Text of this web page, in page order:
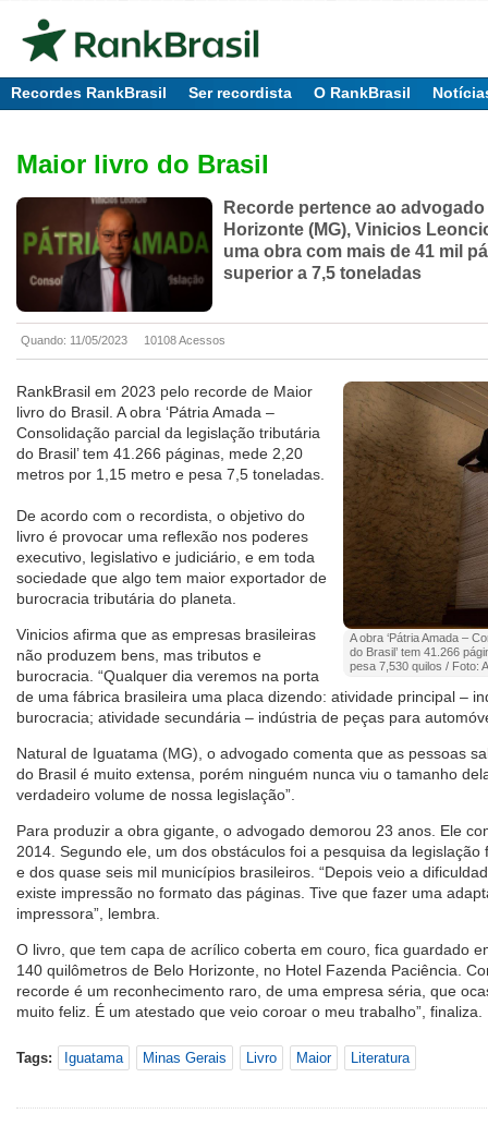
Recordes RankBrasil Ser recordista O RankBrasil
Maior livro do Brasil
Recorde pertence ao
Horizonte (MG), Vinicios
uma obra com mais de 41 mil
superior a 7,5 toneladas
Quando: 11/05/2023 10108 Acessos
A obra ‘Pátria Amada –
do Brasil’ tem 41.266
pesa 7,530 quilos / Foto:
RankBrasil em 2023 pelo recorde de Maior
livro do Brasil. A obra ‘Pátria Amada –
Consolidação parcial da legislação tributária
do Brasil’ tem 41.266 páginas, mede 2,20
metros por 1,15 metro e pesa 7,5 toneladas.
De acordo com o recordista, o objetivo do
livro é provocar uma reflexão nos poderes
executivo, legislativo e judiciário, e em toda
sociedade que algo tem maior exportador de
burocracia tributária do planeta.
Vinicios afirma que as empresas brasileiras
não produzem bens, mas tributos e
burocracia. “Qualquer dia veremos na porta
de uma fábrica brasileira uma placa dizendo: atividade principal –
burocracia; atividade secundária – indústria de peças para
Natural de Iguatama (MG), o advogado comenta que as pessoas
do Brasil é muito extensa, porém ninguém nunca viu o tamanho
verdadeiro volume de nossa legislação”.
Para produzir a obra gigante, o advogado demorou 23 anos. Ele
2014. Segundo ele, um dos obstáculos foi a pesquisa da
e dos quase seis mil municípios brasileiros. “Depois veio a
existe impressão no formato das páginas. Tive que fazer uma
impressora”, lembra.
O livro, que tem capa de acrílico coberta em couro, fica guardado
140 quilômetros de Belo Horizonte, no Hotel Fazenda Paciência.
recorde é um reconhecimento raro, de uma empresa séria, que
muito feliz. É um atestado que veio coroar o meu trabalho”, finaliza.
Tags: Iguatama Minas Gerais Livro Maior Literatura